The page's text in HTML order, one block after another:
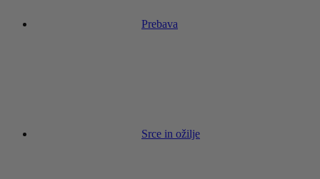
Prebava
Srce in ožilje